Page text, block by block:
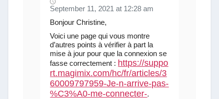
September 11, 2021 at 12:28 am
Bonjour Christine,
Voici une page qui vous montre
d’autres points à vérifier à part la
mise à jour pour que la connexion se
fasse correctement : https://suppo
rt.magimix.com/hc/fr/articles/3
60009797959-Je-n-arrive-pas-
%C3%A0-me-connecter-.